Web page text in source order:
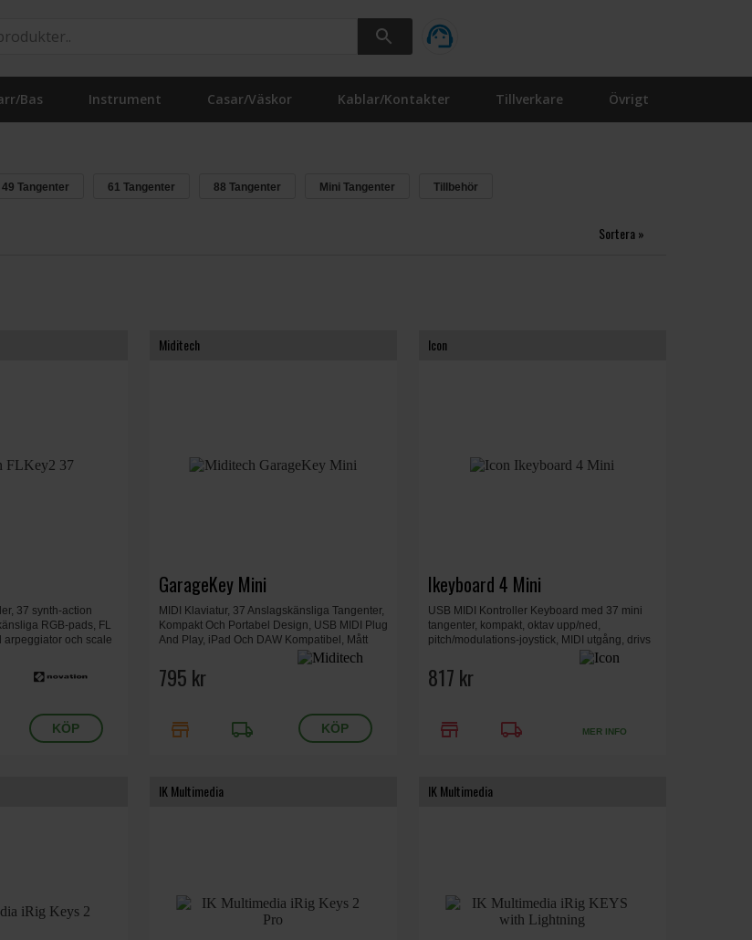
Bas Instrument Casar/Väskor Kablar/Kontakter Tillverkare Övrigt
49 Tangenter 61 Tangenter 88 Tangenter Mini Tangenter Tillbehör
Sortera »
37 synth-action
RGB-pads, FL
arpeggiator och scale
Miditech
GarageKey Mini
MIDI Klaviatur, 37 Anslagskänsliga Tangenter,
Kompakt Och Portabel Design, USB MIDI Plug
And Play, iPad Och DAW Kompatibel, Mått
795 kr
store local_shipping
Icon
Ikeyboard 4 Mini
USB MIDI Kontroller Keyboard med 37 mini
tangenter, kompakt, oktav upp/ned,
pitch/modulations-joystick, MIDI utgång, drivs
817 kr
store local_shipping MER INFO
IK Multimedia IK Multimedia